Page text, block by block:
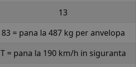
13
83 = pana la 487 kg per anvelopa
T = pana la 190 km/h in siguranta